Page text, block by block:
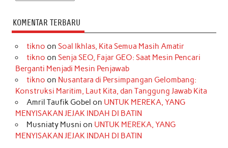
KOMENTAR TERBARU
tikno on Soal Ikhlas, Kita Semua Masih Amatir
tikno on Senja SEO, Fajar GEO: Saat Mesin Pencari
Berganti Menjadi Mesin Penjawab
tikno on Nusantara di Persimpangan Gelombang:
Konstruksi Maritim, Laut Kita, dan Tanggung Jawab Kita
Amril Taufik Gobel on UNTUK MEREKA, YANG
MENYISAKAN JEJAK INDAH DI BATIN
Musniaty Musni on UNTUK MEREKA, YANG
MENYISAKAN JEJAK INDAH DI BATIN